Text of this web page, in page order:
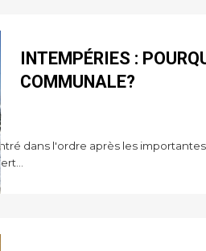
INTEMPÉRIES :
COMMUNALE?
dans l'ordre après les